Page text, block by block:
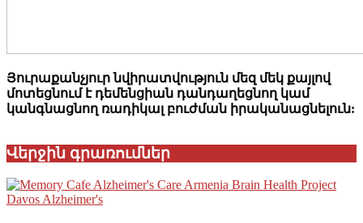
Յուրաքանչյուր նվիրատվություն մեզ մեկ քայլով
մոտեցնում է դեմենցիան դանդաղեցնող կամ
կանգնացնող ռադիկալ բուժման իրականացնելուն:
Վերջին գրառումներ